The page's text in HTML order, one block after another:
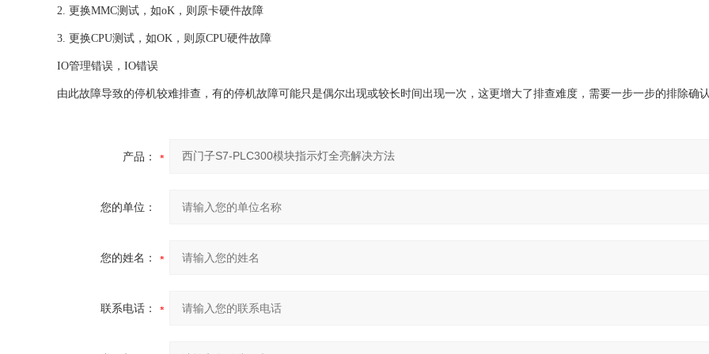
2. 更换MMC测试，如oK，则原卡硬件故障
3. 更换CPU测试，如OK，则原CPU硬件故障
IO管理错误，IO错误
由此故障导致的停机较难排查，有的停机故障可能只是偶尔出现或较长时间出现一次，这更增大了排查难度，需要一步一步的排除确
产品：
您的单位：
您的姓名：
联系电话：